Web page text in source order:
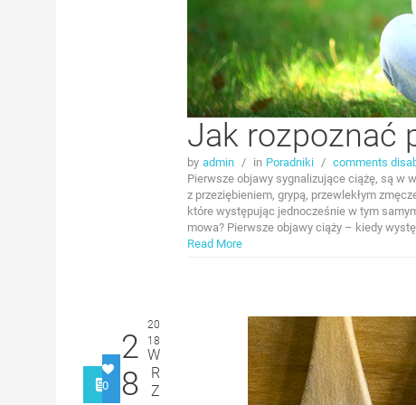
Jak rozpoznać
by admin / in Poradniki / comments
Pierwsze objawy sygnalizujące ciążę, są w
z przeziębieniem, grypą, przewlekłym
które występując jednocześnie w tym
mowa? Pierwsze objawy ciąży – kiedy
Read More
0
2
8
20
18
W
R
Z